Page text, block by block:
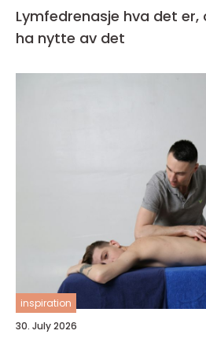
Lymfedrenasje hva det er, og hvem som kan
ha nytte av det
inspiration
30. July 2026